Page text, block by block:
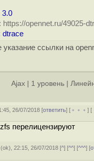
3.0
https://opennet.ru/49025-
dtrace
указание ссылки на
Ajax 1 уровень
26/07/2018 [ответить] [ ﹢﹢﹢] [
перелицензируют
(ok), 22:15, 26/07/2018 [^] [^^] [^^^] [